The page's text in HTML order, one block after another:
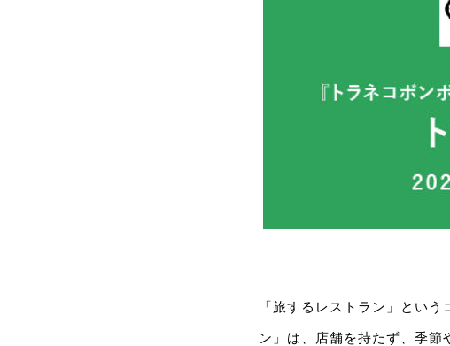
「旅するレストラン」とい
ン」は、店舗を持たず、季